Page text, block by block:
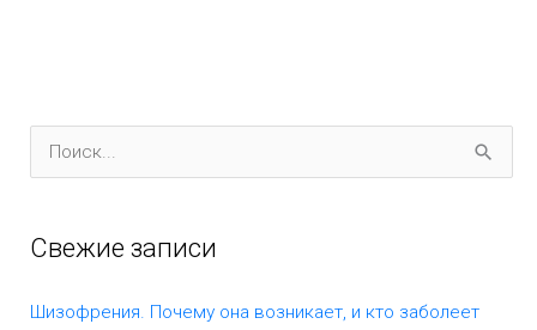
к
Свежие записи
Шизофрения. Почему она возникает, и кто заболеет